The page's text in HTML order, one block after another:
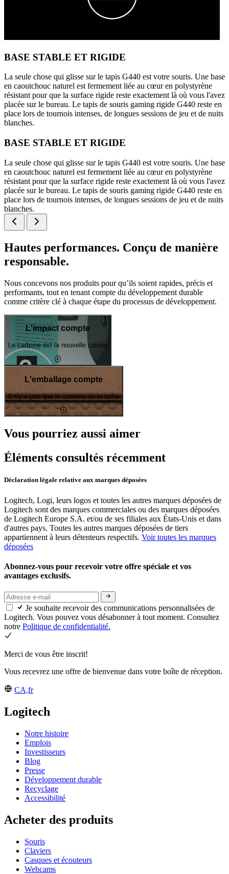
BASE STABLE ET RIGIDE
La seule chose qui glisse sur le tapis G440 est votre souris. Une base
en caoutchouc naturel est fermement liée au cœur en polystyrène
résistant pour que la surface rigide reste exactement là où vous l'avez
placée sur le bureau. Le tapis de souris gaming rigide G440 reste en
place lors de tournois intenses, de longues sessions de jeu et de nuits
blanches.
BASE STABLE ET RIGIDE
La seule chose qui glisse sur le tapis G440 est votre souris. Une base
en caoutchouc naturel est fermement liée au cœur en polystyrène
résistant pour que la surface rigide reste exactement là où vous l'avez
placée sur le bureau. Le tapis de souris gaming rigide G440 reste en
place lors de tournois intenses, de longues sessions de jeu et de nuits
blanches.
Hautes performances. Conçu de manière
responsable.
Nous concevons nos produits pour qu’ils soient rapides, précis et
performants, tout en tenant compte du développement durable
comme critère clé à chaque étape du processus de développement.
L'impact compte
Le carbone est la nouvelle calorie
L'emballage compte
Il n'y a pas que le contenu de la boîte
Vous pourriez aussi aimer
Éléments consultés récemment
Déclaration légale relative aux marques déposées
Logitech, Logi, leurs logos et toutes les autres marques déposées de
Logitech sont des marques commerciales ou des marques déposées
de Logitech Europe S.A. et/ou de ses filiales aux États-Unis et dans
d'autres pays. Toutes les autres marques déposées de tiers
appartiennent à leurs détenteurs respectifs. Voir toutes les marques
déposées
Abonnez-vous pour recevoir votre offre spéciale et vos
avantages exclusifs.
Je souhaite recevoir des communications personnalisées de
Logitech. Vous pouvez vous désabonner à tout moment. Consultez
notre Politique de confidentialité.
Merci de vous être inscrit!
Vous recevrez une offre de bienvenue dans votre boîte de réception.
CA,fr
Logitech
Notre histoire
Emplois
Investisseurs
Blog
Presse
Développement durable
Recyclage
Accessibilité
Acheter des produits
Souris
Claviers
Casques et écouteurs
Webcams